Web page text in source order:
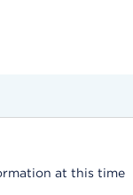
at this time